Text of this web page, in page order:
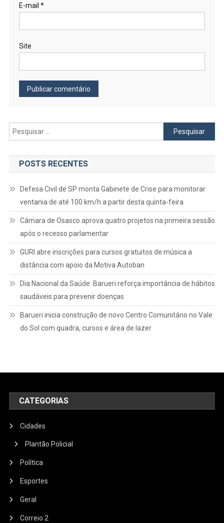
E-mail *
Site
Pesquisar
por:
POSTS RECENTES
Defesa Civil de SP monta Gabinete de Crise para monitorar
ventania de até 100 km/h a partir desta quinta-feira
Câmara de Osasco aprova quatro projetos na primeira sessão
após o recesso parlamentar
GURI abre inscrições para cursos gratuitos de música a
distância com apoio da Motiva Autoban
Dia Nacional da Saúde: Barueri reforça importância de hábitos
saudáveis para prevenir doenças
Barueri inicia construção de novo Centro Comunitário no Vale
do Sol com quadra, cursos e área de lazer
CATEGORIAS
Cidades
Plantão Policial
Política
Esportes
Geral
Correio 2